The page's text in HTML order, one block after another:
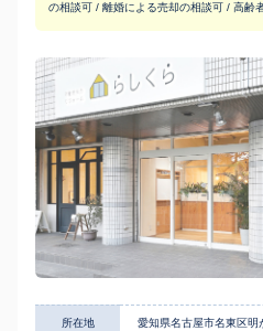
の相談可 / 離婚による売却の相談可 / 高齢
所在地 愛知県名古屋市名東区